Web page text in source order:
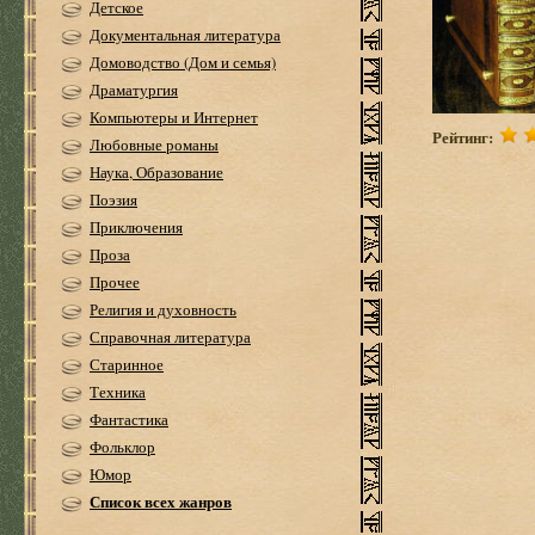
Детское
Документальная литература
Домоводство (Дом и семья)
Драматургия
Компьютеры и Интернет
Любовные романы
Наука, Образование
Поэзия
Приключения
Проза
Прочее
Религия и духовность
Справочная литература
Старинное
Техника
Фантастика
Фольклор
Юмор
Список всех жанров
Рейтинг: